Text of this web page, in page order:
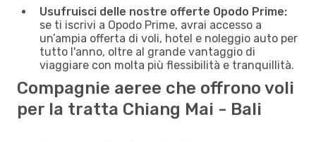
Usufruisci delle nostre offerte Opodo Prime:
se ti iscrivi a Opodo Prime, avrai accesso a
un’ampia offerta di voli, hotel e noleggio auto per
tutto l'anno, oltre al grande vantaggio di
viaggiare con molta più flessibilità e tranquillità.
Compagnie aeree che offrono voli
per la tratta Chiang Mai - Bali